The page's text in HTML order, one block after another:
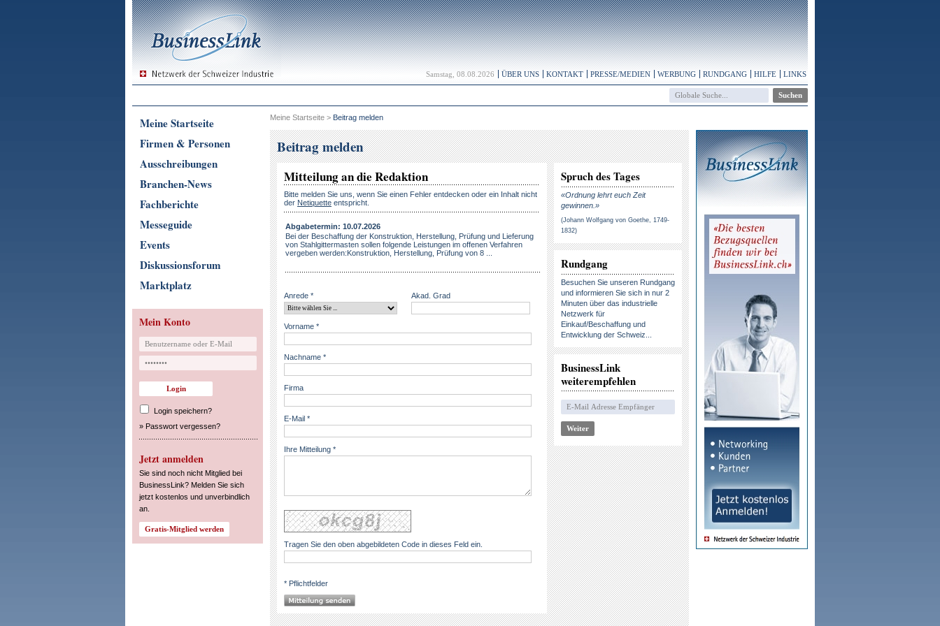
Samstag, 08.08.2026 ÜBER UNS KONTAKT PRESSE/MEDIEN WERBUNG RUNDGANG HILFE LINKS
Meine Startseite
Firmen & Personen
Ausschreibungen
Branchen-News
Fachberichte
Messeguide
Events
Diskussionsforum
Marktplatz
Mein Konto
Login speichern?
» Passwort vergessen?
Jetzt anmelden
Sie sind noch nicht Mitglied bei
BusinessLink? Melden Sie sich
jetzt kostenlos und unverbindlich
an.
Meine Startseite > Beitrag melden
Beitrag melden
Mitteilung an die Redaktion
Bitte melden Sie uns, wenn Sie einen Fehler entdecken oder ein Inhalt nicht
der Netiquette entspricht.
Abgabetermin: 10.07.2026
Bei der Beschaffung der Konstruktion, Herstellung, Prüfung und Lieferung
von Stahlgittermasten sollen folgende Leistungen im offenen Verfahren
vergeben werden:Konstruktion, Herstellung, Prüfung von 8 ...
Anrede * Akad. Grad
Vorname *
Nachname *
Firma
E-Mail *
Ihre Mitteilung *
Tragen Sie den oben abgebildeten Code in dieses Feld ein.
* Pflichtfelder
Spruch des Tages
«Ordnung lehrt euch Zeit
gewinnen.»
(Johann Wolfgang von Goethe, 1749-
1832)
Rundgang
Besuchen Sie unseren Rundgang
und informieren Sie sich in nur 2
Minuten über das industrielle
Netzwerk für
Einkauf/Beschaffung und
Entwicklung der Schweiz...
BusinessLink
weiterempfehlen